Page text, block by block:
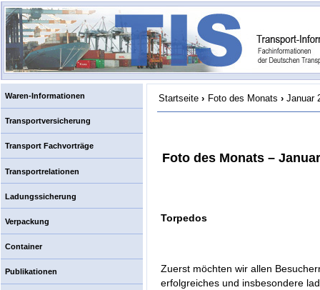
Waren-Informationen
Transportversicherung
Transport Fachvorträge
Transportrelationen
Ladungssicherung
Verpackung
Container
Publikationen
Startseite › Foto des Monats › Januar
Foto des Monats –
Torpedos
Zuerst möchten wir allen
erfolgreiches und insbesondere